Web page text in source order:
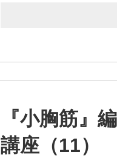
『小胸筋』
講座（11）